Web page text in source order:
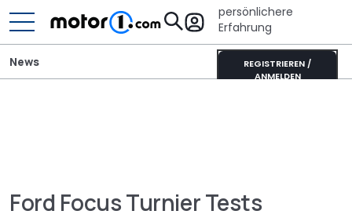
persönlichere
Erfahrung
REGISTRIEREN /
ANMELDEN
News
Ford Focus Turnier Tests